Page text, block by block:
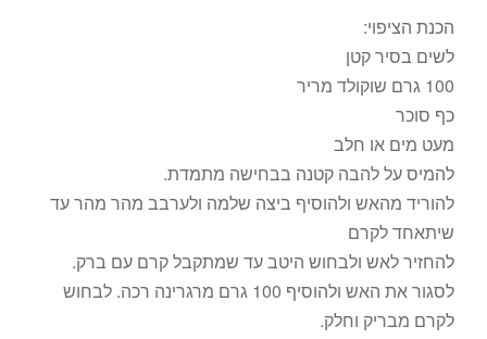
הכנת הציפוי:
לשים בסיר קטן
100 גרם שוקולד מריר
כף סוכר
מעט מים או חלב
להמיס על להבה קטנה בבחישה מתמדת.
להוריד מהאש ולהוסיף ביצה שלמה ולערבב מהר מהר עד
שיתאחד לקרם
להחזיר לאש ולבחוש היטב עד שמתקבל קרם עם ברק.
לסגור את האש ולהוסיף 100 גרם מרגרינה רכה. לבחוש
לקרם מבריק וחלק.